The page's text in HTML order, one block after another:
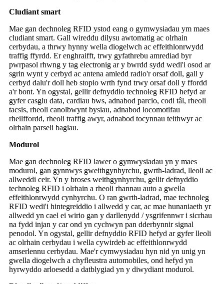
Cludiant smart
Mae gan dechnoleg RFID ystod eang o gymwysiadau ym maes
cludiant smart. Gall wireddu dilysu awtomatig ac olrhain
cerbydau, a thrwy hynny wella diogelwch ac effeithlonrwydd
traffig ffyrdd. Er enghraifft, trwy gyfathrebu amrediad byr
pwrpasol rhwng y tag electronig ar y bwrdd sydd wedi'i osod ar
sgrin wynt y cerbyd ac antena amledd radio'r orsaf doll, gall y
cerbyd dalu'r doll heb stopio wrth fynd trwy orsaf doll y ffordd
a'r bont. Yn ogystal, gellir defnyddio technoleg RFID hefyd ar
gyfer casglu data, cardiau bws, adnabod parcio, codi tâl, rheoli
tacsis, rheoli canolbwynt bysiau, adnabod locomotifau
rheilffordd, rheoli traffig awyr, adnabod tocynnau teithwyr ac
olrhain parseli bagiau.
Modurol
Mae gan dechnoleg RFID lawer o gymwysiadau yn y maes
modurol, gan gynnwys gweithgynhyrchu, gwrth-ladrad, lleoli ac
allweddi ceir. Yn y broses weithgynhyrchu, gellir defnyddio
technoleg RFID i olrhain a rheoli rhannau auto a gwella
effeithlonrwydd cynhyrchu. O ran gwrth-ladrad, mae technoleg
RFID wedi'i hintegreiddio i allwedd y car, ac mae hunaniaeth yr
allwedd yn cael ei wirio gan y darllenydd / ysgrifennwr i sicrhau
na fydd injan y car ond yn cychwyn pan dderbynnir signal
penodol. Yn ogystal, gellir defnyddio RFID hefyd ar gyfer lleoli
ac olrhain cerbydau i wella cywirdeb ac effeithlonrwydd
amserlennu cerbydau. Mae'r cymwysiadau hyn nid yn unig yn
gwella diogelwch a chyfleustra automobiles, ond hefyd yn
hyrwyddo arloesedd a datblygiad yn y diwydiant modurol.